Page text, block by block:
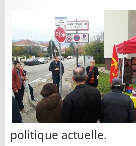
politique actuelle.